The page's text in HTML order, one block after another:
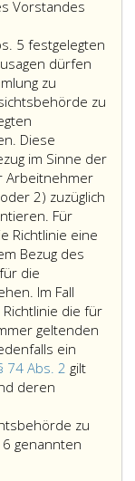
Direktor
mit
dem
Präsidenten
oder
zur
einschließlich
der
in
diesen
übertragen
werden.
Im
gilt
Absatz
Vorstandes
5 festgelegten
dürfen
zu
zu
Diese
im Sinne der
Arbeitnehmer
oder 2) zuzüglich
Für
Richtlinie eine
Bezug des
die
Im Fall
die für
geltenden
ein
74 Abs. 2 gilt
deren
zu
genannten